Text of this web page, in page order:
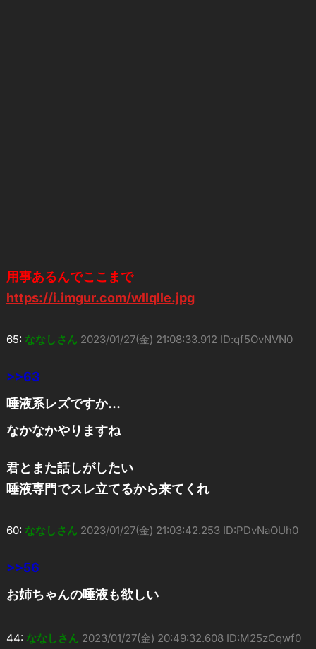
用事あるんでここまで
https://i.imgur.com/wllqlle.jpg
65: ななしさん 2023/01/27(金) 21:08:33.912 ID:qf5OvNVN0
>>63
唾液系レズですか…
なかなかやりますね
君とまた話しがしたい
唾液専門でスレ立てるから来てくれ
60: ななしさん 2023/01/27(金) 21:03:42.253 ID:PDvNaOUh0
>>56
お姉ちゃんの唾液も欲しい
44: ななしさん 2023/01/27(金) 20:49:32.608 ID:M25zCqwf0